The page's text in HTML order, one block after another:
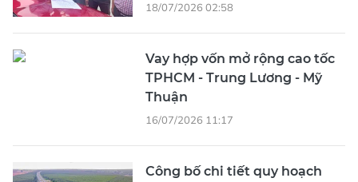
18/07/2026 02:58
Vay hợp vốn mở rộng cao tốc
TPHCM - Trung Lương - Mỹ
Thuận
16/07/2026 11:17
Công bố chi tiết quy hoạch